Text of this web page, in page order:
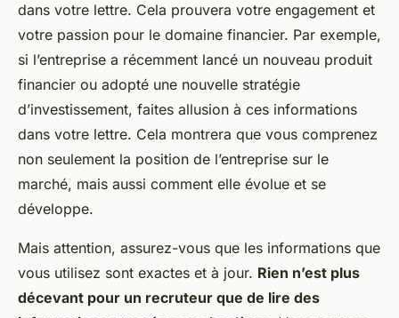
dans votre lettre. Cela prouvera votre engagement et
votre passion pour le domaine financier. Par exemple,
si l’entreprise a récemment lancé un nouveau produit
financier ou adopté une nouvelle stratégie
d’investissement, faites allusion à ces informations
dans votre lettre. Cela montrera que vous comprenez
non seulement la position de l’entreprise sur le
marché, mais aussi comment elle évolue et se
développe.
Mais attention, assurez-vous que les informations que
vous utilisez sont exactes et à jour. Rien n’est plus
décevant pour un recruteur que de lire des